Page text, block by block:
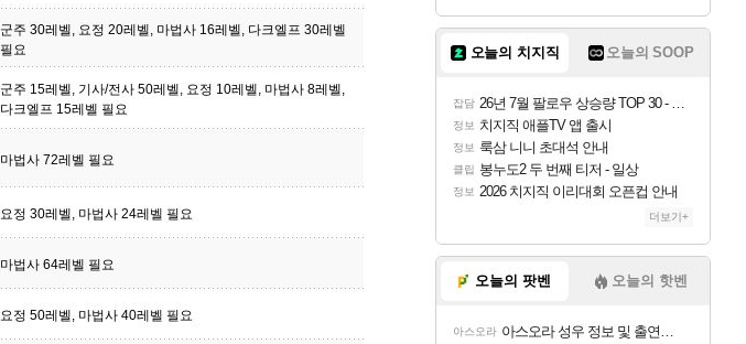
군주 30레벨, 요정 20레벨, 마법사 16레벨, 다크엘프 30레벨
필요
군주 15레벨, 기사/전사 50레벨, 요정 10레벨, 마법사 8레벨,
다크엘프 15레벨 필요
마법사 72레벨 필요
요정 30레벨, 마법사 24레벨 필요
마법사 64레벨 필요
요정 50레벨, 마법사 40레벨 필요
오늘의 치지직 오늘의 SOOP
잡담 26년 7월 팔로우 상승량 TOP 30 - 월간 치지직
정보 치지직 애플TV 앱 출시
정보 룩삼 니니 초대석 안내
클립 봉누도2 두 번째 티저 - 일상
정보 2026 치지직 이리대회 오픈컵 안내
더보기+
오늘의 팟벤 오늘의 핫벤
아스오라 아스오라 성우 정보 및 출연작 모음